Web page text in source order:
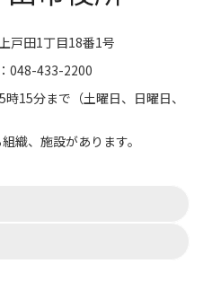
戸田1丁目18番1号
048-433-2200
15分まで（土曜日、日曜日、
織、施設があります。